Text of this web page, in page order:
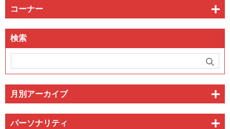
コーナー
検索
月別アーカイブ
パーソナリティ